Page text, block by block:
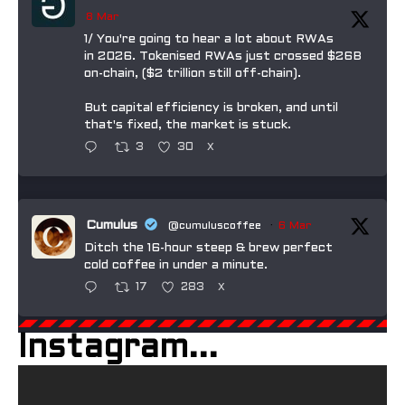
8 Mar
1/ You're going to hear a lot about RWAs
in 2026. Tokenised RWAs just crossed $26B
on-chain, ($2 trillion still off-chain).
But capital efficiency is broken, and until
that's fixed, the market is stuck.
3 30 X
Cumulus @cumuluscoffee · 6 Mar
Ditch the 16-hour steep & brew perfect
cold coffee in under a minute.
17 283 X
Manduka @mandukayoga · 5 Mar
Instagram...